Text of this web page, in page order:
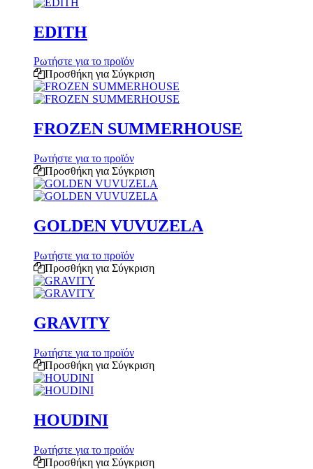
EDITH
Ρωτήστε για το προϊόν
Προσθήκη για Σύγκριση
FROZEN SUMMERHOUSE
Ρωτήστε για το προϊόν
Προσθήκη για Σύγκριση
GOLDEN VUVUZELA
Ρωτήστε για το προϊόν
Προσθήκη για Σύγκριση
GRAVITY
Ρωτήστε για το προϊόν
Προσθήκη για Σύγκριση
HOUDINI
Ρωτήστε για το προϊόν
Προσθήκη για Σύγκριση